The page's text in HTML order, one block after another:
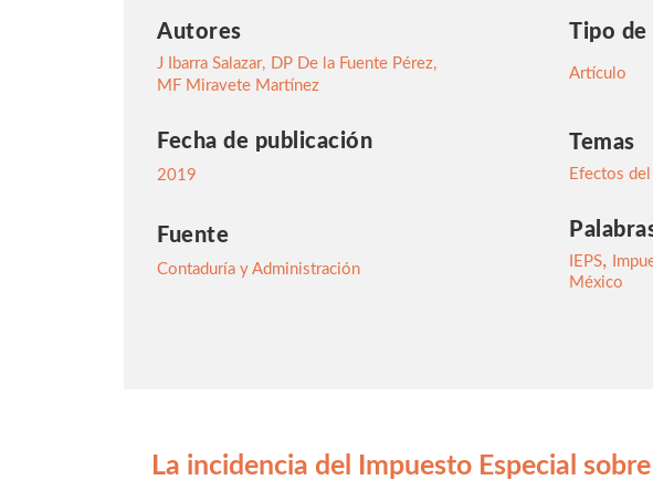
Autores
J Ibarra Salazar, DP De la Fuente Pérez,
MF Miravete Martínez
Fecha de publicación
2019
Fuente
Contaduría y Administración
Tipo
Artículo
Temas
Efectos
IEPS,
México
La incidencia del Impuesto Especial